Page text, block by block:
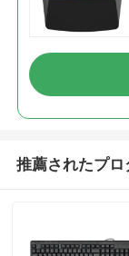
推薦されたプロ